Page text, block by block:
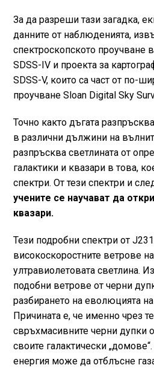
За да разреши тази загадка,
данните от наблюденията,
спектроскопското проучване
SDSS-IV и проекта за
SDSS-V, които са част от по-
проучване Sloan Digital Sky
Точно както дъгата
в различни дължини на
разпръсква светлината от
галактики и квазари в това,
спектри. От тези спектри и
учените се научават да
квазари.
Тези подробни спектри от
високоскоростните ветрове
ултравиолетовата светлина.
подобни ветрове от черни
разбирането на еволюцията на
Причината е, че именно чрез
свръхмасивните черни дупки
своите галактически
енергия може да отблъсне